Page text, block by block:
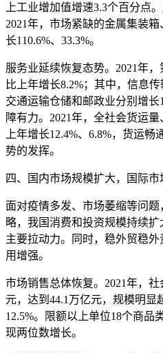
上工业增加值增速3.3个百分点
2021年，市场紧缺的金属集装
长110.6%、33.3%。
服务业延续恢复态势。2021年，
比上年增长8.2%；其中，信息
交通运输仓储和邮政业分别增长
障有力。2021年，全社会货运
上年增长12.4%、6.8%，货运
势的发挥。
四、国内市场规模扩大，国际市
面对疫情多发、市场萎缩等问
略，我国消费和投资规模持续
主要拉动力。同时，稳外贸稳
用增强。
市场销售总体恢复。2021年，
元，达到44.1万亿元，规模明显
12.5%。限额以上单位18个商品
现两位数增长。